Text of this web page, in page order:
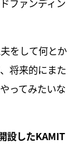
をして何とか
将来的にまた
ってみたいな
設したKAMIT